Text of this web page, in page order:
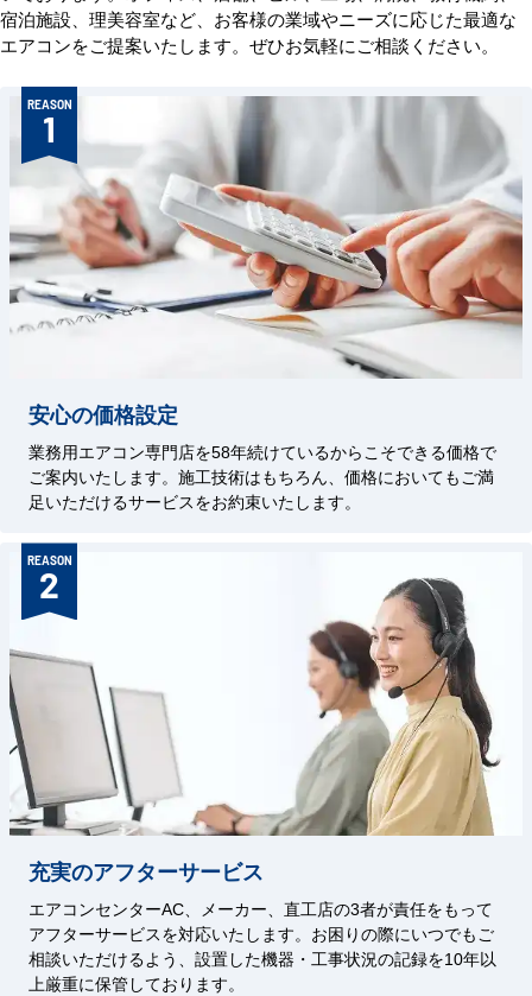
宿泊施設、理美容室など、お客様の業域やニーズに応じた最適な
エアコンをご提案いたします。ぜひお気軽にご相談ください。
REASON
1
安心の価格設定
業務用エアコン専門店を58年続けているからこそできる価格で
ご案内いたします。施工技術はもちろん、価格においてもご満
足いただけるサービスをお約束いたします。
REASON
2
充実のアフターサービス
エアコンセンターAC、メーカー、直工店の3者が責任をもって
アフターサービスを対応いたします。お困りの際にいつでもご
相談いただけるよう、設置した機器・工事状況の記録を10年以
上厳重に保管しております。